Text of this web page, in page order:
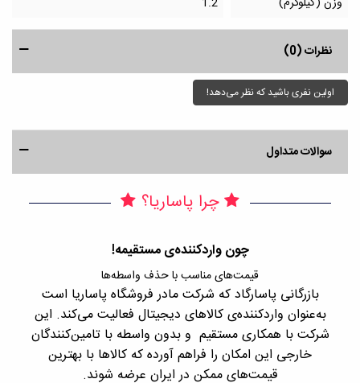
نظرات (0)
اولین نفری باشید که نظر می‌دهد!
سوالات متداول
چرا پاساریا؟
چون واردکننده‌ی مستقیمه!
قیمت‌های مناسب با حذف واسطه‌ها
بازرگانی پاسارگاد که شرکت مادر فروشگاه پاساریا است
به‌عنوان واردکننده‌ی کالاهای دیجیتال فعالیت می‌کند. این
شرکت با همکاری مستقیم و بدون واسطه با تامین‌کنندگان
خارجی این امکان را فراهم آورده که کالاها با بهترین
قیمت‌های ممکن در ایران عرضه شوند.